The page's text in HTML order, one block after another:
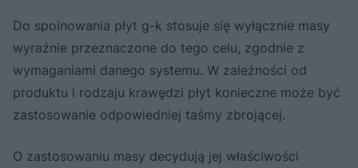
Do spoinowania płyt g-k stosuje się wyłącznie masy
wyraźnie przeznaczone do tego celu, zgodnie z
wymaganiami danego systemu. W zależności od
produktu i rodzaju krawędzi płyt konieczne może być
zastosowanie odpowiedniej taśmy zbrojącej.
O zastosowaniu masy decydują jej właściwości